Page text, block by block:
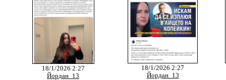
18/1/2026 2:27
Йордан_13
18/1/2026 2:27
Йордан_13